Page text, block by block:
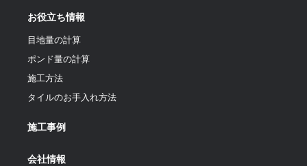
お役立ち情報
目地量の計算
ポンド量の計算
施工方法
タイルのお手入れ方法
施工事例
会社情報